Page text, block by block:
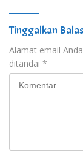
Tinggalkan
Alamat email
ditandai *